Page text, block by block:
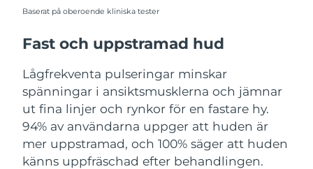
Baserat på oberoende kliniska tester
Fast och uppstramad hud
Lågfrekventa pulseringar minskar
spänningar i ansiktsmusklerna och jämnar
ut fina linjer och rynkor för en fastare hy.
94% av användarna uppger att huden är
mer uppstramad, och 100% säger att huden
känns uppfräschad efter behandlingen.
Norge
Oman Förväntad leverans
Filippinerna Förväntad leverans
Polen Förväntad leverans8/11/26
Portugal Förväntad leverans8/10/26